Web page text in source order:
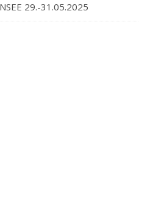
29.-31.05.2025